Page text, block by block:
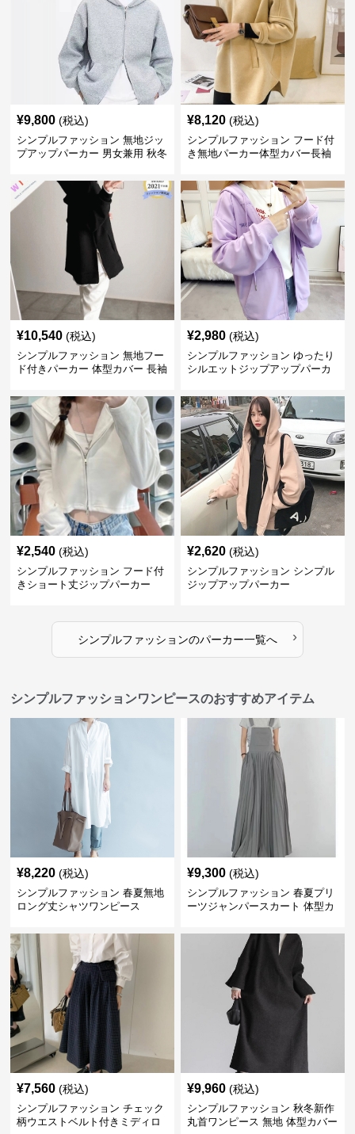
¥9,800 (税込)
シンプルファッション 無地ジッ
プアップパーカー 男女兼用 秋冬
¥8,120 (税込)
シンプルファッション フード付
き無地パーカー体型カバー長袖
¥10,540 (税込)
シンプルファッション 無地フー
ド付きパーカー 体型カバー 長袖
¥2,980 (税込)
シンプルファッション ゆったり
シルエットジップアップパーカ
¥2,540 (税込)
シンプルファッション フード付
きショート丈ジップパーカー
¥2,620 (税込)
シンプルファッション シンプル
ジップアップパーカー
シンプルファッションのパーカー一覧へ ›
シンプルファッションワンピースのおすすめアイテム
¥8,220 (税込)
シンプルファッション 春夏無地
ロング丈シャツワンピース
¥9,300 (税込)
シンプルファッション 春夏プリ
ーツジャンパースカート 体型カ
¥7,560 (税込)
シンプルファッション チェック
柄ウエストベルト付きミディロ
¥9,960 (税込)
シンプルファッション 秋冬新作
丸首ワンピース 無地 体型カバー